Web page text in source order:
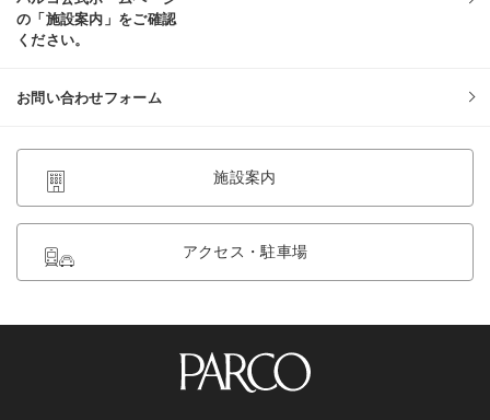
の「施設案内」をご確認
ください。
お問い合わせフォーム
施設案内
アクセス・駐車場